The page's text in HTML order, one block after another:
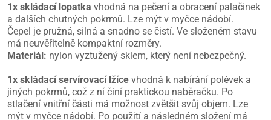
1x skládací lopatka vhodná na pečení a obracení palačinek
a dalších chutných pokrmů. Lze mýt v myčce nádobí.
Čepel je pružná, silná a snadno se čistí. Ve složeném stavu
má neuvěřitelně kompaktní rozměry.
Materiál: nylon vyztužený sklem, který není nebezpečný.
1x skládací servírovací lžíce vhodná k nabírání polévek a
jiných pokrmů, což z ní činí praktickou naběračku. Po
stlačení vnitřní části má možnost zvětšit svůj objem. Lze
mýt v myčce nádobí. Po použití a následném složení má